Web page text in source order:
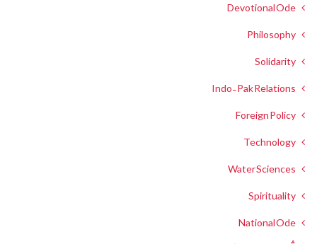
Devotional Ode
Philosophy
Solidarity
Indo-Pak Relations
Foreign Policy
Technology
Water Sciences
Spirituality
National Ode